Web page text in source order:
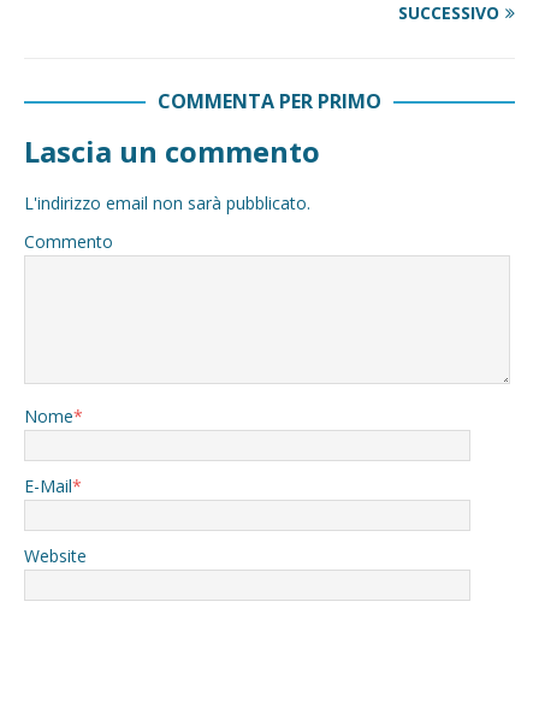
SUCCESSIVO
COMMENTA PER PRIMO
Lascia un commento
L'indirizzo email non sarà pubblicato.
Commento
Nome*
E-Mail*
Website